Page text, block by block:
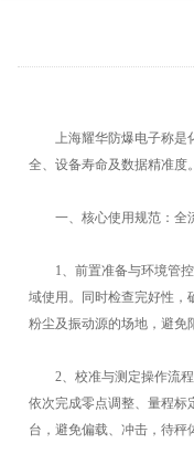
上海耀华防爆电子称是化
全、设备寿命及数据精准度
一、核心使用规范：全
1、前置准备与环境管
域使用。同时检查完好性，
粉尘及振动源的场地，避免
2、校准与测定操作流程
依次完成零点调整、量程标
台，避免偏载、冲击，待